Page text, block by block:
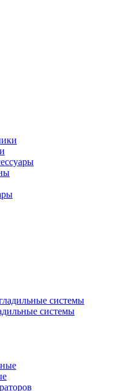
системы